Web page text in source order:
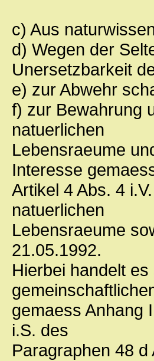
c) Aus
d) Wegen der
Unersetzbarkeit
e) zur Abwehr
f) zur Bewahrung
natuerlichen
Lebensraeume
Interesse
Artikel 4 Abs. 4
natuerlichen
Lebensraeume
21.05.1992.
Hierbei handelt
gemaess Anhang
i.S. des
Paragraphen 48